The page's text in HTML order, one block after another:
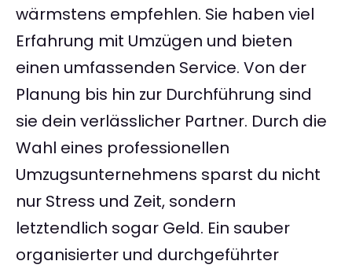
wärmstens empfehlen. Sie haben viel
Erfahrung mit Umzügen und bieten
einen umfassenden Service. Von der
Planung bis hin zur Durchführung sind
sie dein verlässlicher Partner. Durch die
Wahl eines professionellen
Umzugsunternehmens sparst du nicht
nur Stress und Zeit, sondern
letztendlich sogar Geld. Ein sauber
organisierter und durchgeführter